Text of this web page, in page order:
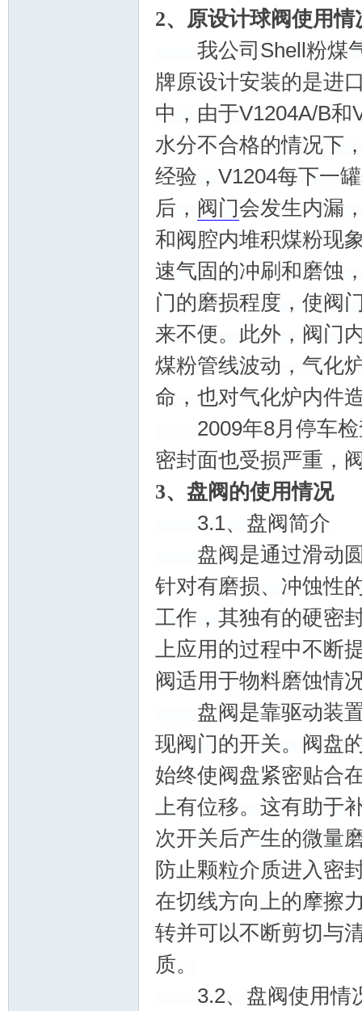
2、原设计球阀使用情
我公司Shell粉煤气
牌原设计安装的是进
中，由于V1204A/B
水分不合格的情况下
经验，V1204每下一
后， 阀门会发生内漏
和阀腔内堆积煤粉现
速气固的冲刷和磨蚀
门的磨损程度，使阀
来不便。此外，阀门
煤粉管线波动，气化
命，也对气化炉内件
2009年8月停车检
密封面也受损严重，
3、盘阀的使用情况
3.1、盘阀简介
盘阀是通过滑动圆
针对有磨损、冲蚀性
工作，其独有的硬密
上应用的过程中不断
阀适用于物料磨蚀情
盘阀是靠驱动装置
现阀门的开关。阀盘
始终使阀盘紧密贴合
上有位移。这有助于
次开关后产生的微量
防止颗粒介质进入密
在切线方向上的摩擦
转并可以不断剪切与
质。
3.2、盘阀使用情